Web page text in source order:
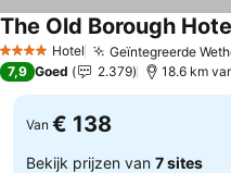
4 SterrenHotel Geïntegreerde
The Old Borough
7,9 Goed 2.379 18.6 km
Van € 138
Bekijk prijzen van 7 sites